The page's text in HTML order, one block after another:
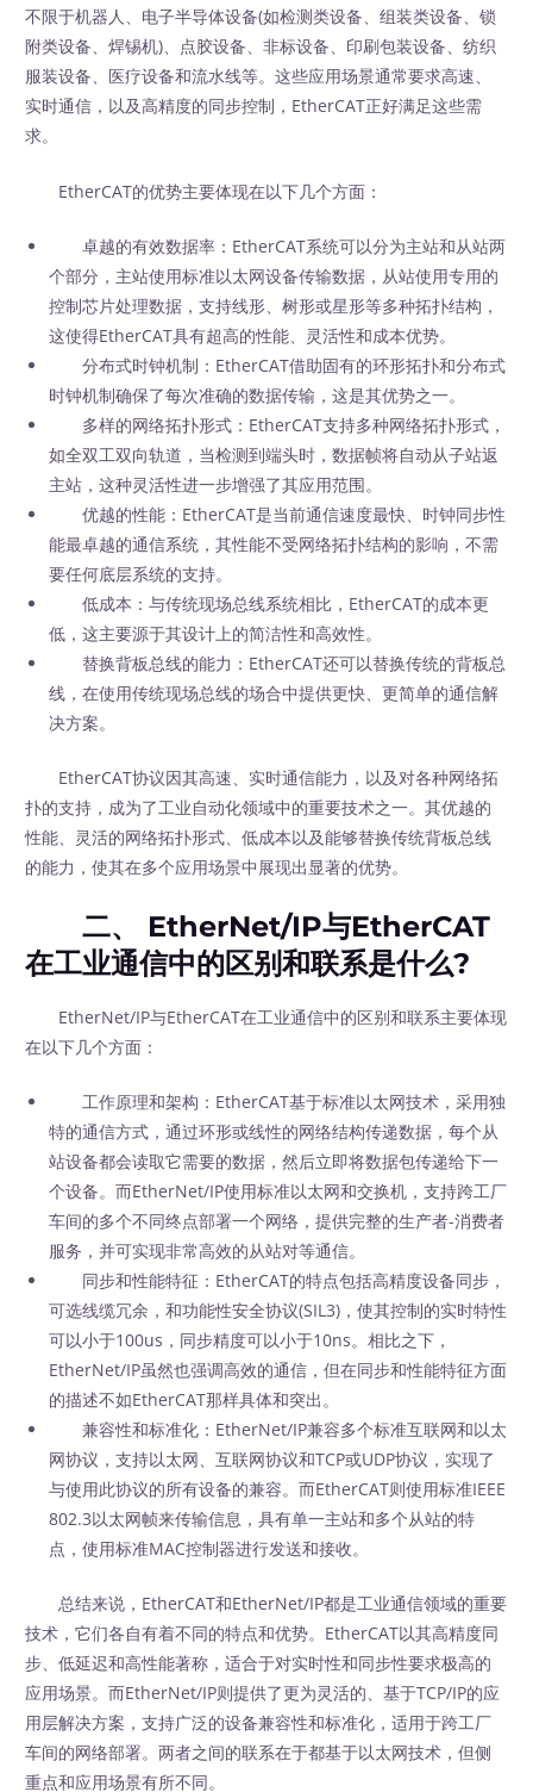
不限于机器人、电子半导体设备(如检测类设备、组装类设备、锁
附类设备、焊锡机)、点胶设备、非标设备、印刷包装设备、纺织
服装设备、医疗设备和流水线等。这些应用场景通常要求高速、
实时通信，以及高精度的同步控制，EtherCAT正好满足这些需
求。
EtherCAT的优势主要体现在以下几个方面：
卓越的有效数据率：EtherCAT系统可以分为主站和从站两
个部分，主站使用标准以太网设备传输数据，从站使用专用的
控制芯片处理数据，支持线形、树形或星形等多种拓扑结构，
这使得EtherCAT具有超高的性能、灵活性和成本优势。
分布式时钟机制：EtherCAT借助固有的环形拓扑和分布式
时钟机制确保了每次准确的数据传输，这是其优势之一。
多样的网络拓扑形式：EtherCAT支持多种网络拓扑形式，
如全双工双向轨道，当检测到端头时，数据帧将自动从子站返
主站，这种灵活性进一步增强了其应用范围。
优越的性能：EtherCAT是当前通信速度最快、时钟同步性
能最卓越的通信系统，其性能不受网络拓扑结构的影响，不需
要任何底层系统的支持。
低成本：与传统现场总线系统相比，EtherCAT的成本更
低，这主要源于其设计上的简洁性和高效性。
替换背板总线的能力：EtherCAT还可以替换传统的背板总
线，在使用传统现场总线的场合中提供更快、更简单的通信解
决方案。
EtherCAT协议因其高速、实时通信能力，以及对各种网络拓
扑的支持，成为了工业自动化领域中的重要技术之一。其优越的
性能、灵活的网络拓扑形式、低成本以及能够替换传统背板总线
的能力，使其在多个应用场景中展现出显著的优势。
二、 EtherNet/IP与EtherCAT
在工业通信中的区别和联系是什么?
EtherNet/IP与EtherCAT在工业通信中的区别和联系主要体现
在以下几个方面：
工作原理和架构：EtherCAT基于标准以太网技术，采用独
特的通信方式，通过环形或线性的网络结构传递数据，每个从
站设备都会读取它需要的数据，然后立即将数据包传递给下一
个设备。而EtherNet/IP使用标准以太网和交换机，支持跨工厂
车间的多个不同终点部署一个网络，提供完整的生产者-消费者
服务，并可实现非常高效的从站对等通信。
同步和性能特征：EtherCAT的特点包括高精度设备同步，
可选线缆冗余，和功能性安全协议(SIL3)，使其控制的实时特性
可以小于100us，同步精度可以小于10ns。相比之下，
EtherNet/IP虽然也强调高效的通信，但在同步和性能特征方面
的描述不如EtherCAT那样具体和突出。
兼容性和标准化：EtherNet/IP兼容多个标准互联网和以太
网协议，支持以太网、互联网协议和TCP或UDP协议，实现了
与使用此协议的所有设备的兼容。而EtherCAT则使用标准IEEE
802.3以太网帧来传输信息，具有单一主站和多个从站的特
点，使用标准MAC控制器进行发送和接收。
总结来说，EtherCAT和EtherNet/IP都是工业通信领域的重要
技术，它们各自有着不同的特点和优势。EtherCAT以其高精度同
步、低延迟和高性能著称，适合于对实时性和同步性要求极高的
应用场景。而EtherNet/IP则提供了更为灵活的、基于TCP/IP的应
用层解决方案，支持广泛的设备兼容性和标准化，适用于跨工厂
车间的网络部署。两者之间的联系在于都基于以太网技术，但侧
重点和应用场景有所不同。